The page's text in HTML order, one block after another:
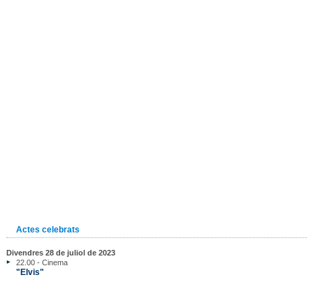
Actes celebrats
Divendres 28 de juliol de 2023
22.00 - Cinema
"Elvis"